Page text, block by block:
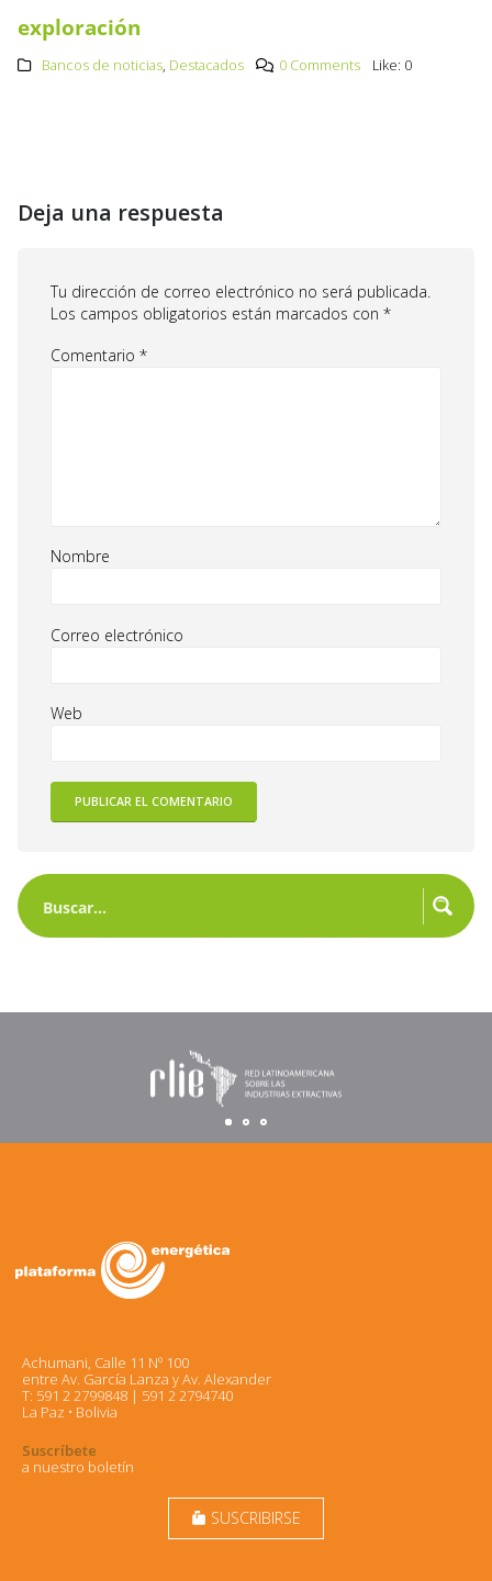
exploración
Bancos de noticias, Destacados 0 Comments Like: 0
Deja una respuesta
Tu dirección de correo electrónico no será publicada.
Los campos obligatorios están marcados con *
Comentario *
Nombre
Correo electrónico
Web
Achumani, Calle 11 Nº 100
entre Av. García Lanza y Av. Alexander
T: 591 2 2799848 | 591 2 2794740
La Paz • Bolivia
Suscríbete
a nuestro boletín
markunread_mailbox SUSCRIBIRSE